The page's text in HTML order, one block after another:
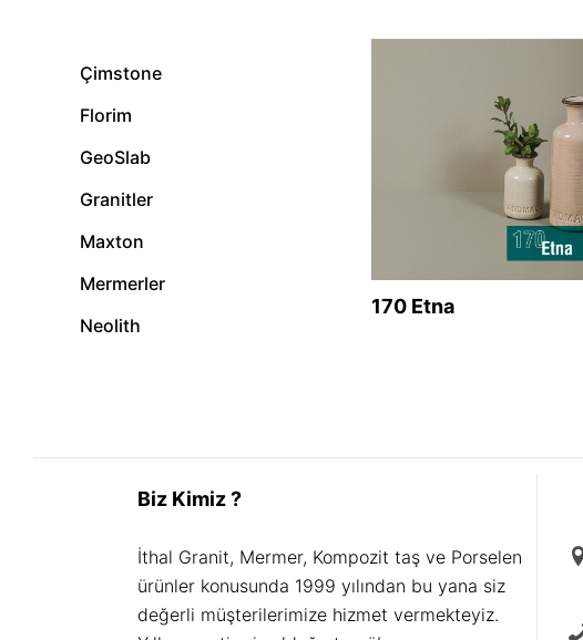
Çimstone
Florim
GeoSlab
Granitler
Maxton
Mermerler
Neolith
170 Etna
Biz Kimiz ?
İthal Granit, Mermer, Kompozit taş ve Porselen
ürünler konusunda 1999 yılından bu yana siz
değerli müşterilerimize hizmet vermekteyiz.